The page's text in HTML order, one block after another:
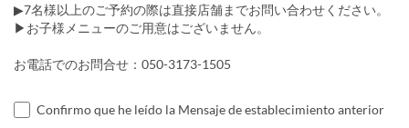
▶7名様以上のご予約の際は直接店舗までお問い合わせください。
▶お子様メニューのご用意はございません。
お電話でのお問合せ：050-3173-1505
Confirmo que he leído la Mensaje de establecimiento anterior